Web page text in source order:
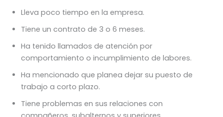
Lleva poco tiempo en la empresa.
Tiene un contrato de 3 o 6 meses.
Ha tenido llamados de atención por
comportamiento o incumplimiento de labores.
Ha mencionado que planea dejar su puesto de
trabajo a corto plazo.
Tiene problemas en sus relaciones con